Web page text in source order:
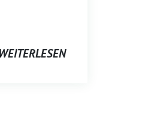
WEITERLESEN